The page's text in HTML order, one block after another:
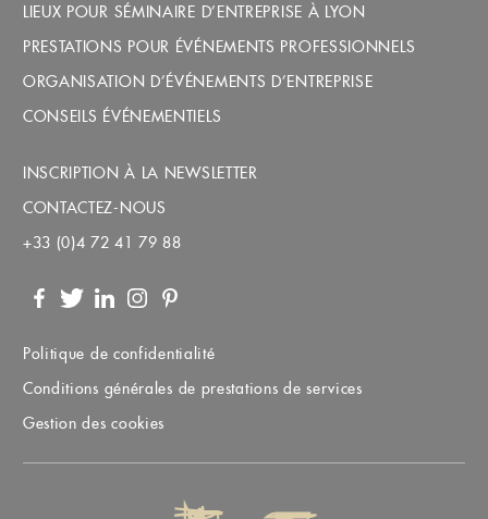
LIEUX POUR SÉMINAIRE D’ENTREPRISE À LYON
PRESTATIONS POUR ÉVÉNEMENTS PROFESSIONNELS
ORGANISATION D’ÉVÉNEMENTS D’ENTREPRISE
CONSEILS ÉVÉNEMENTIELS
INSCRIPTION À LA NEWSLETTER
CONTACTEZ-NOUS
+33 (0)4 72 41 79 88
Politique de confidentialité
Conditions générales de prestations de services
Gestion des cookies